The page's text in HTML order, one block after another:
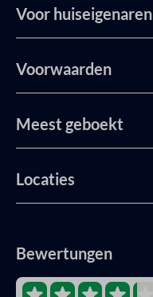
Voor huiseigenaren
Voorwaarden
Meest geboekt
Locaties
Bewertungen